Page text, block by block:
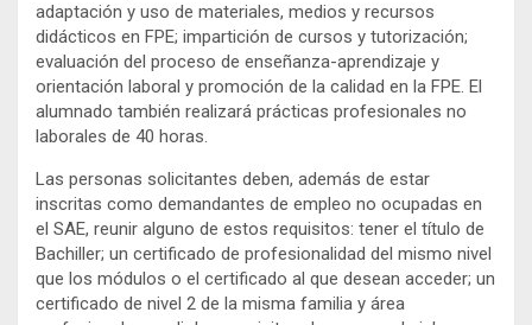
adaptación y uso de materiales, medios y recursos
didácticos en FPE; impartición de cursos y tutorización;
evaluación del proceso de enseñanza-aprendizaje y
orientación laboral y promoción de la calidad en la FPE. El
alumnado también realizará prácticas profesionales no
laborales de 40 horas.
Las personas solicitantes deben, además de estar
inscritas como demandantes de empleo no ocupadas en
el SAE, reunir alguno de estos requisitos: tener el título de
Bachiller; un certificado de profesionalidad del mismo nivel
que los módulos o el certificado al que desean acceder; un
certificado de nivel 2 de la misma familia y área